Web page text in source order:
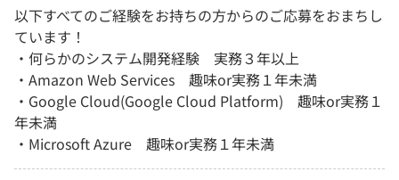
以下すべてのご経験をお持ちの方からのご応募をおまちし
ています！
・何らかのシステム開発経験 実務３年以上
・Amazon Web Services 趣味or実務１年未満
・Google Cloud(Google Cloud Platform) 趣味or実務１
年未満
・Microsoft Azure 趣味or実務１年未満